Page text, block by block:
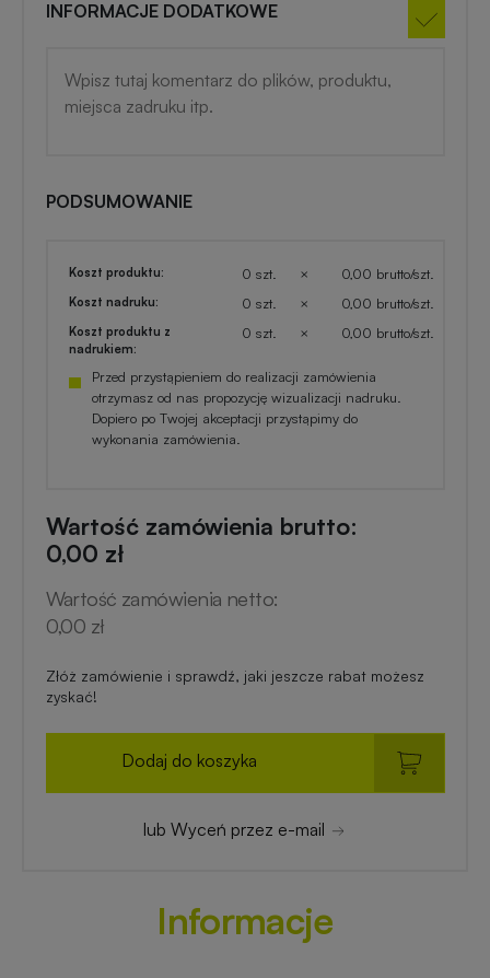
INFORMACJE DODATKOWE
PODSUMOWANIE
Koszt produktu: 0 szt. × 0,00 brutto/szt.
Koszt nadruku: 0 szt. × 0,00 brutto/szt.
Koszt produktu z
nadrukiem:
0 szt. × 0,00 brutto/szt.
Przed przystąpieniem do realizacji zamówienia
otrzymasz od nas propozycję wizualizacji nadruku.
Dopiero po Twojej akceptacji przystąpimy do
wykonania zamówienia.
Wartość zamówienia brutto:
0,00 zł
Wartość zamówienia netto:
0,00 zł
Złóż zamówienie i sprawdź, jaki jeszcze rabat możesz
zyskać!
Dodaj do koszyka
lub Wyceń przez e-mail
Informacje